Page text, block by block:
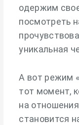
одержим
посмотреть
уникальная
А вот режим
тот момент,
на
становится